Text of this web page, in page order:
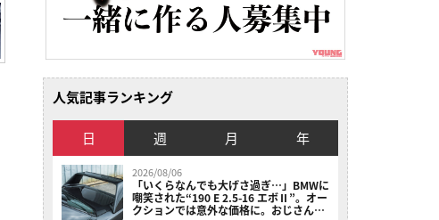
人気記事ランキング
日 週 月 年
2026/08/06
「いくらなんでも大げさ過ぎ…」BMWに
嘲笑された“190 E 2.5-16 エボⅡ”。オー
クションでは意外な価格に。おじさん達